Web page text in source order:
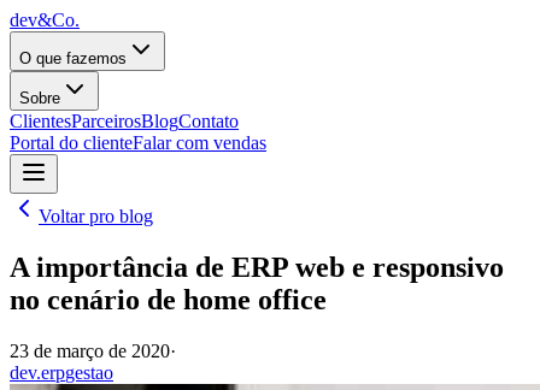
dev&Co.
O que fazemos
Sobre
ClientesParceirosBlogContato
Portal do clienteFalar com vendas
Voltar pro blog
A importância de ERP web e responsivo
no cenário de home office
23 de março de 2020·
dev.erpgestao